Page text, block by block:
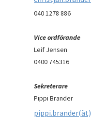
040 1278 886
Vice ordförande
Leif Jensen
0400 745316
Sekreterare
Pippi Brander